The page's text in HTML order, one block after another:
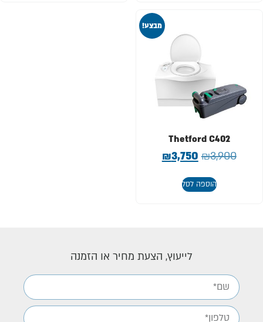
מבצע!
Thetford C402
₪3,900
₪3,750
הוספה לסל
לייעוץ, הצעת מחיר או הזמנה